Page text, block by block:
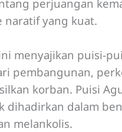
perjuangan
naratif yang kuat.
menyajikan puisi-
pembangunan,
korban. Puisi
dihadirkan dalam
melankolis.